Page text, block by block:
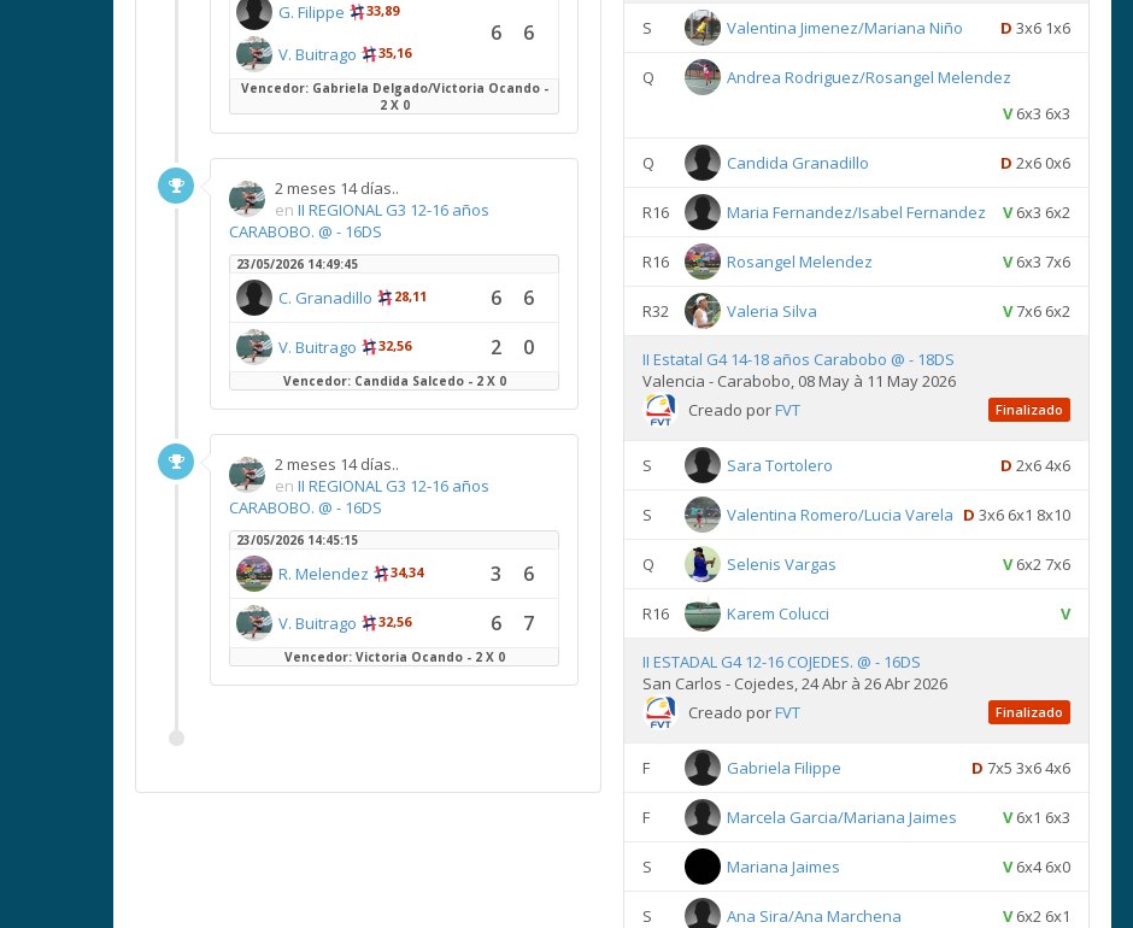
G. Filippe 33,89
V. Buitrago 35,16
6 6
Vencedor: Gabriela Delgado/Victoria Ocando -
2 X 0
2 meses 14 días..
en II REGIONAL G3 12-16 años
CARABOBO. @ - 16DS
23/05/2026 14:49:45
C. Granadillo 28,11 6 6
V. Buitrago 32,56 2 0
Vencedor: Candida Salcedo - 2 X 0
2 meses 14 días..
en II REGIONAL G3 12-16 años
CARABOBO. @ - 16DS
23/05/2026 14:45:15
R. Melendez 34,34 3 6
V. Buitrago 32,56 6 7
Vencedor: Victoria Ocando - 2 X 0
S Valentina Jimenez/Mariana Niño D 3x6 1x6
Q
Andrea Rodriguez/Rosangel Melendez
V6x3 6x3
Q Candida Granadillo D 2x6 0x6
R16 Maria Fernandez/Isabel Fernandez V6x3 6x2
R16 Rosangel Melendez V6x3 7x6
R32 Valeria Silva V7x6 6x2
II Estatal G4 14-18 años Carabobo @ - 18DS
Valencia - Carabobo, 08 May à 11 May 2026
Creado porFVT Finalizado
S Sara Tortolero D 2x6 4x6
S Valentina Romero/Lucia Varela D 3x6 6x1 8x10
Q Selenis Vargas V6x2 7x6
R16 Karem Colucci V
II ESTADAL G4 12-16 COJEDES. @ - 16DS
San Carlos - Cojedes, 24 Abr à 26 Abr 2026
Creado porFVT Finalizado
F Gabriela Filippe D 7x5 3x6 4x6
F Marcela Garcia/Mariana Jaimes V6x1 6x3
S Mariana Jaimes V6x4 6x0
S Ana Sira/Ana Marchena V6x2 6x1